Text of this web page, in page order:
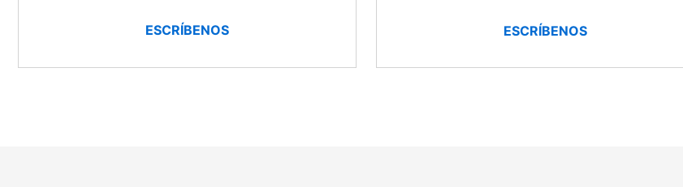
ESCRÍBENOS ESCRÍBENOS